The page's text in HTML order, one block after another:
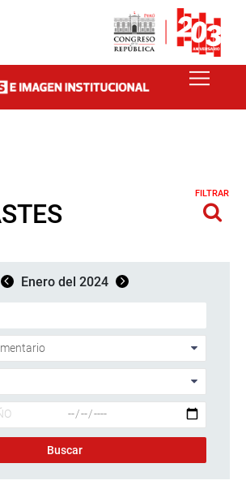
FILTRAR
Enero del 2024